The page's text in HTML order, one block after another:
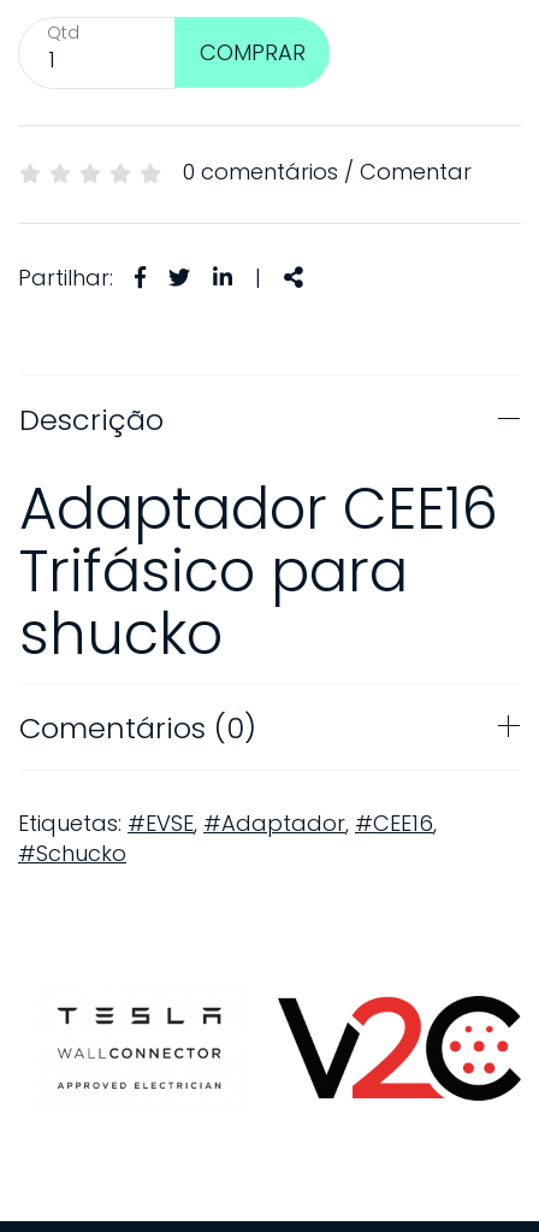
Qtd
COMPRAR
0 comentários / Comentar
Partilhar: Facebook
TwitterLinkedin
| Share
Descrição
Adaptador CEE16
Trifásico para
shucko
Comentários (0)
Etiquetas: #EVSE, #Adaptador, #CEE16,
#Schucko